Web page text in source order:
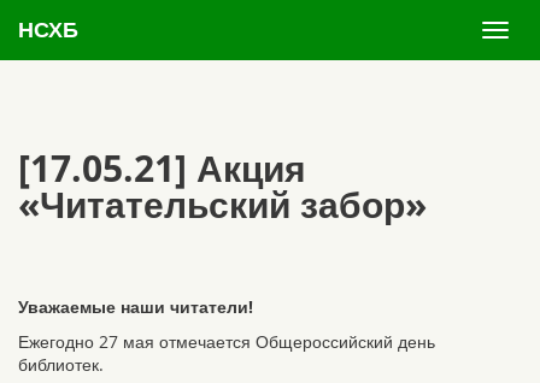
НСХБ
[17.05.21] Акция
«Читательский забор»
Уважаемые наши читатели!
Ежегодно 27 мая отмечается Общероссийский день
библиотек.